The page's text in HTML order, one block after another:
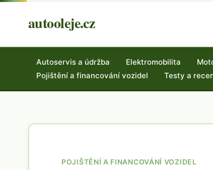
autooleje.cz
Autoservis a údržba Elektromobilita
Pojištění a financování vozidel
Testy a
POJIŠTĚNÍ A FINANCOVÁNÍ VOZIDEL